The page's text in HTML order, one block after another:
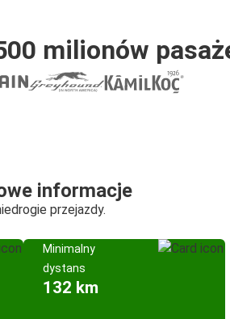
milionów
informacje
przejazdy.
Minimalny
dystans
132 km